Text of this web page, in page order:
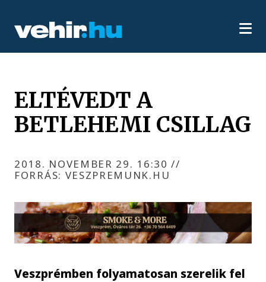
ELTÉVEDT A
BETLEHEMI CSILLAG
2018. NOVEMBER 29. 16:30//
FORRÁS: VESZPREMUNK.HU
Veszprémben folyamatosan szerelik fel